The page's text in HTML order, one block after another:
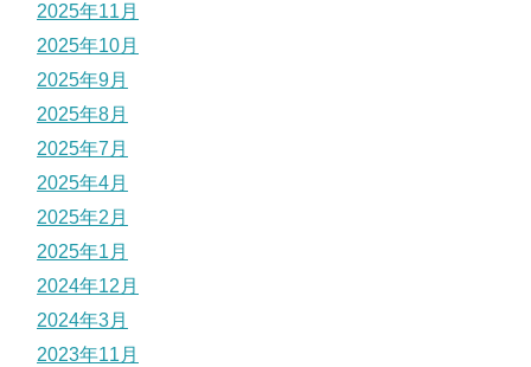
2025年11月
2025年10月
2025年9月
2025年8月
2025年7月
2025年4月
2025年2月
2025年1月
2024年12月
2024年3月
2023年11月